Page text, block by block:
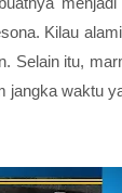
Kilau
Selain itu,
jangka waktu